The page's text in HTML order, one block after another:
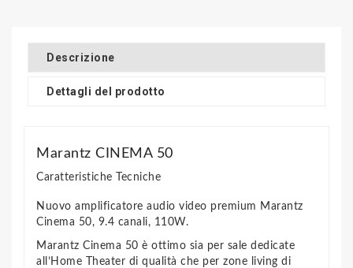
Descrizione
Dettagli del prodotto
Marantz CINEMA 50
Caratteristiche Tecniche
Nuovo amplificatore audio video premium Marantz
Cinema 50, 9.4 canali, 110W.
Marantz Cinema 50 è ottimo sia per sale dedicate
all’Home Theater di qualità che per zone living di